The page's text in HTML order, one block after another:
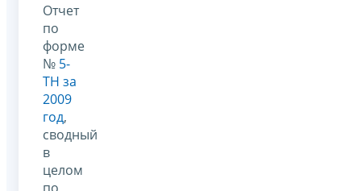
Отчет
по
форме
№ 5-
ТН за
2009
год,
сводный
в
целом